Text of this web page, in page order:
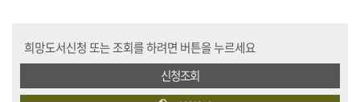
희망도서신청 또는 조회를 하려면 버튼을 누르세요
신청조회